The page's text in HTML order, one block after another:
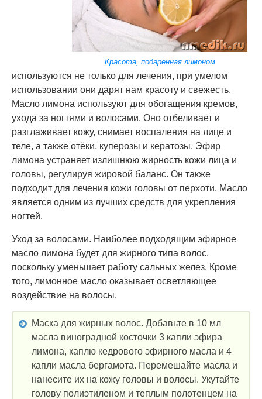
Красота, подаренная лимоном
используются не только для лечения, при умелом
использовании они дарят нам красоту и свежесть.
Масло лимона используют для обогащения кремов,
ухода за ногтями и волосами. Оно отбеливает и
разглаживает кожу, снимает воспаления на лице и
теле, а также отёки, куперозы и кератозы. Эфир
лимона устраняет излишнюю жирность кожи лица и
головы, регулируя жировой баланс. Он также
подходит для лечения кожи головы от перхоти. Масло
является одним из лучших средств для укрепления
ногтей.
Уход за волосами. Наиболее подходящим эфирное
масло лимона будет для жирного типа волос,
поскольку уменьшает работу сальных желез. Кроме
того, лимонное масло оказывает осветляющее
воздействие на волосы.
Маска для жирных волос. Добавьте в 10 мл
масла виноградной косточки 3 капли эфира
лимона, каплю кедрового эфирного масла и 4
капли масла бергамота. Перемешайте масла и
нанесите их на кожу головы и волосы. Укутайте
голову полиэтиленом и теплым полотенцем на